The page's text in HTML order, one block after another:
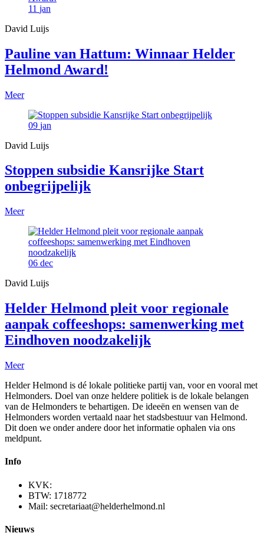
11 jan
David Luijs
Pauline van Hattum: Winnaar Helder
Helmond Award!
Meer
09 jan
David Luijs
Stoppen subsidie Kansrijke Start
onbegrijpelijk
Meer
06 dec
David Luijs
Helder Helmond pleit voor regionale
aanpak coffeeshops: samenwerking met
Eindhoven noodzakelijk
Meer
Helder Helmond is dé lokale politieke partij van, voor en vooral met
Helmonders. Doel van onze heldere politiek is de lokale belangen
van de Helmonders te behartigen. De ideeën en wensen van de
Helmonders worden vertaald naar het stadsbestuur van Helmond.
Dit doen we onder andere door het informatie ophalen via ons
meldpunt.
Info
KVK:
BTW: 1718772
Mail: secretariaat@helderhelmond.nl
Nieuws